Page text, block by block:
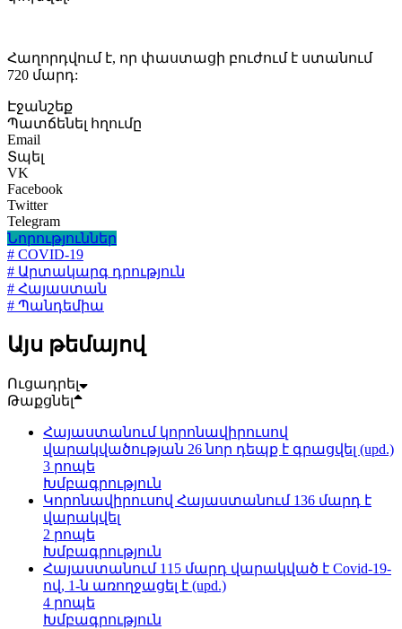
Հաղորդվում է, որ փաստացի բուժում է ստանում
720 մարդ:
Էջանշեք
Պատճենել հղումը
Email
Տպել
VK
Facebook
Twitter
Telegram
Նորություններ
# COVID-19
# Արտակարգ դրություն
# Հայաստան
# Պանդեմիա
Այս թեմայով
Ուցադրել
Թաքցնել
Հայաստանում կորոնավիրուսով
վարակվածության 26 նոր դեպք է գրացվել (upd.)
3 րոպե
Խմբագրություն
Կորոնավիրուսով Հայաստանում 136 մարդ է
վարակվել
2 րոպե
Խմբագրություն
Հայաստանում 115 մարդ վարակված է Covid-19-
ով, 1-ն առողջացել է (upd.)
4 րոպե
Խմբագրություն